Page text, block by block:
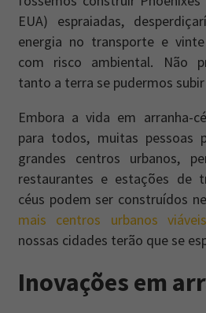
EUA) espraiadas,
energia no transporte e
com risco ambiental. Não
tanto a terra se pudermos subir
Embora a vida em arranha-
para todos, muitas pessoas
grandes centros urbanos,
restaurantes e estações de
céus podem ser construídos
mais centros urbanos
nossas cidades terão que se
Inovações em